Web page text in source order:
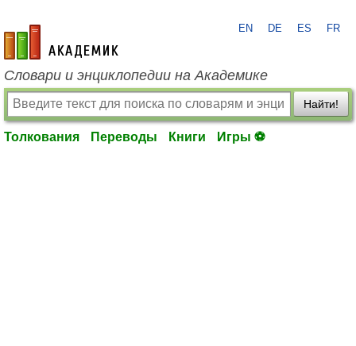
academic.ru
EN DE ES FR
Словари и энциклопедии на Академике
Найти!
Толкования Переводы Книги Игры ⚽